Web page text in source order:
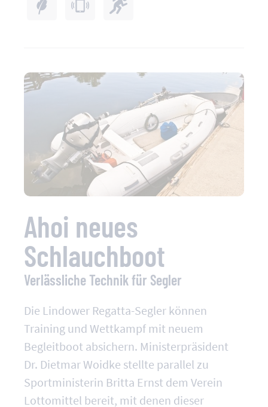
Ahoi neues
Schlauchboot
Verlässliche Technik für Segler
Die Lindower Regatta-Segler können
Training und Wettkampf mit neuem
Begleitboot absichern. Ministerpräsident
Dr. Dietmar Woidke stellte parallel zu
Sportministerin Britta Ernst dem Verein
Lottomittel bereit, mit denen dieser